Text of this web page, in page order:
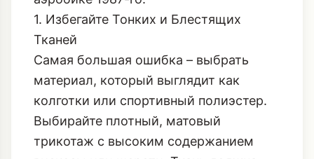
Нам нужно выглядеть как фэшн-икона
2025 года, а не как инструктор по
аэробике 1987-го.
1. Избегайте Тонких и Блестящих
Тканей
Самая большая ошибка – выбрать
материал, который выглядит как
колготки или спортивный полиэстер.